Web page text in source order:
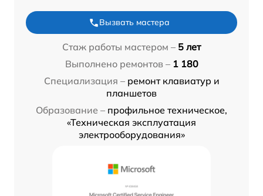
Вызвать мастера
Стаж работы мастером – 5 лет
Выполнено ремонтов – 1 180
Специализация – ремонт клавиатур и
планшетов
Образование – профильное техническое,
«Техническая эксплуатация
электрооборудования»